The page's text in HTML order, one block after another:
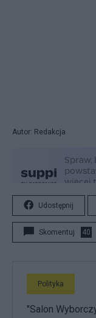
Autor: Redakcja
Udostępnij
Skomentuj 40
Polityka
"Salon